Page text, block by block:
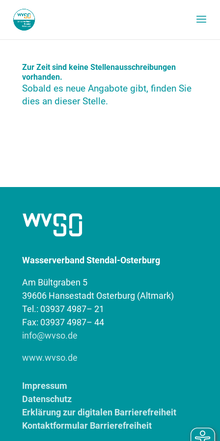
Zur Zeit sind keine Stellenausschreibungen
vorhanden.
Sobald es neue Angabote gibt, finden Sie
dies an dieser Stelle.
Wasserverband Stendal-Osterburg
Am Bültgraben 5
39606 Hansestadt Osterburg (Altmark)
Tel.: 03937 4987– 21
Fax: 03937 4987– 44
info@wvso.de
www.wvso.de
Impressum
Datenschutz
Erklärung zur digitalen Barrierefreiheit
Kontaktformular Barrierefreiheit